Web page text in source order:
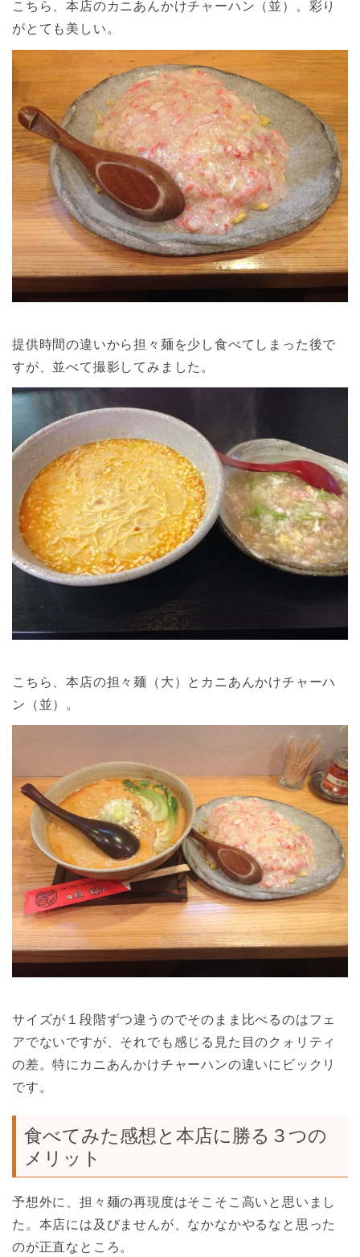
こちら、本店のカニあんかけチャーハン（並）。彩り
がとても美しい。
提供時間の違いから担々麺を少し食べてしまった後で
すが、並べて撮影してみました。
こちら、本店の担々麺（大）とカニあんかけチャーハ
ン（並）。
サイズが１段階ずつ違うのでそのまま比べるのはフェ
アでないですが、それでも感じる見た目のクォリティ
の差。特にカニあんかけチャーハンの違いにビックリ
です。
食べてみた感想と本店に勝る３つの
メリット
予想外に、担々麺の再現度はそこそこ高いと思いまし
た。本店には及びませんが、なかなかやるなと思った
のが正直なところ。